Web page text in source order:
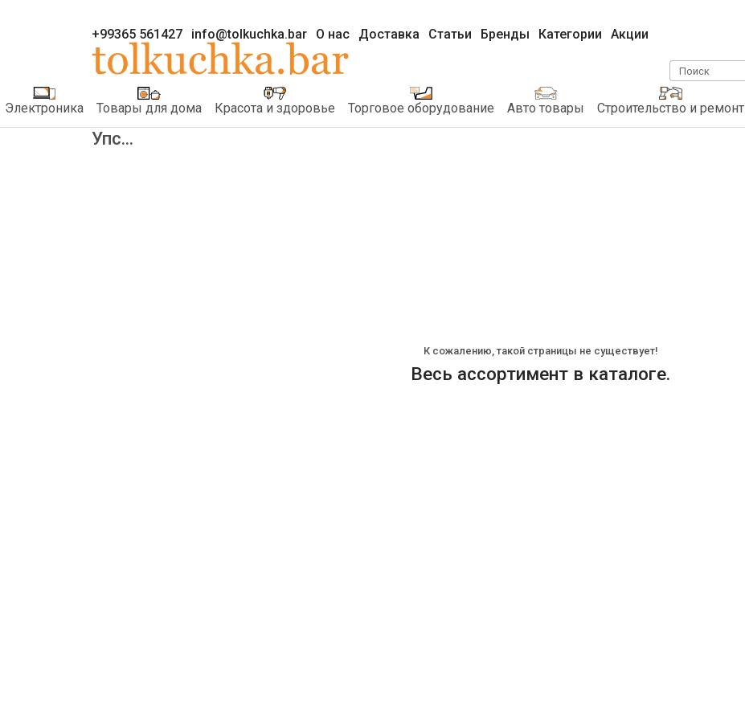
+99365 561427 info@tolkuchka.bar О нас Доставка Статьи Бренды Категории Акции
Поиск
Электроника Товары для дома Красота и здоровье Торговое оборудование Авто товары Строительство и ремонт
Упс...
К сожалению, такой страницы не существует!
Весь ассортимент в каталоге.